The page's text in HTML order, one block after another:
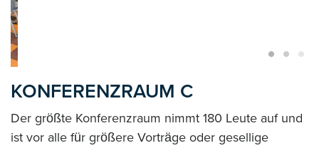
KONFERENZRAUM C
Der größte Konferenzraum nimmt 180 Leute auf und
ist vor alle für größere Vorträge oder gesellige